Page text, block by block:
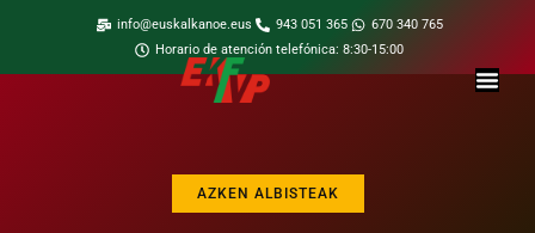
info@euskalkanoe.eus 943 051 365
670 340 765
Horario de atención telefónica: 8:30-15:00
AZKEN ALBISTEAK